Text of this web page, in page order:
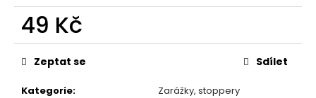
49 Kč
Měrná
cena:
Kategorie: Zarážky, stoppery
Zeptat se Sdílet
D